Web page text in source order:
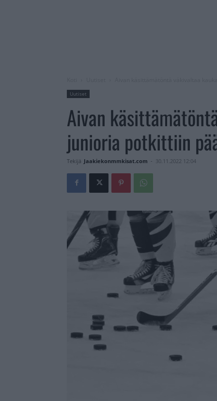
Uutiset
Aivan
junioria potkittiin
Tekijä Jaakiekonmmkisat.com - 30.11.2022 12:04